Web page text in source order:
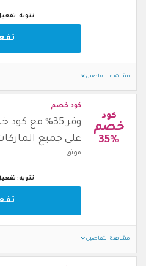
تنويه:
مشاهدة التفاصيل
كود
خصم
35%
كود خصم
على جميع
موثق
تنويه:
مشاهدة التفاصيل